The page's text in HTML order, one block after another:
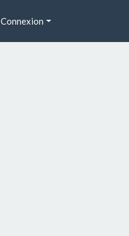
Connexion